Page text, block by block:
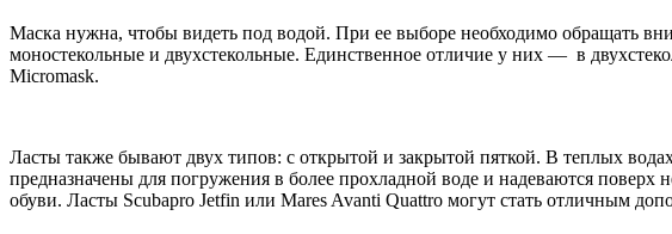
Маска нужна, чтобы видеть под водой. При ее выборе необходимо обращать
моностекольные и двухстекольные. Единственное отличие у них — в
Micromask.
Ласты также бывают двух типов: с открытой и закрытой пяткой. В теплых
предназначены для погружения в более прохладной воде и надеваются
обуви. Ласты Scubapro Jetfin или Mares Avanti Quattro могут стать отличным